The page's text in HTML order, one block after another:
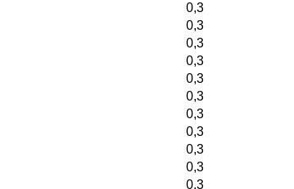
0,3
0,3
0,3
0,3
0,3
0,3
0,3
0,3
0,3
0,3
0,3